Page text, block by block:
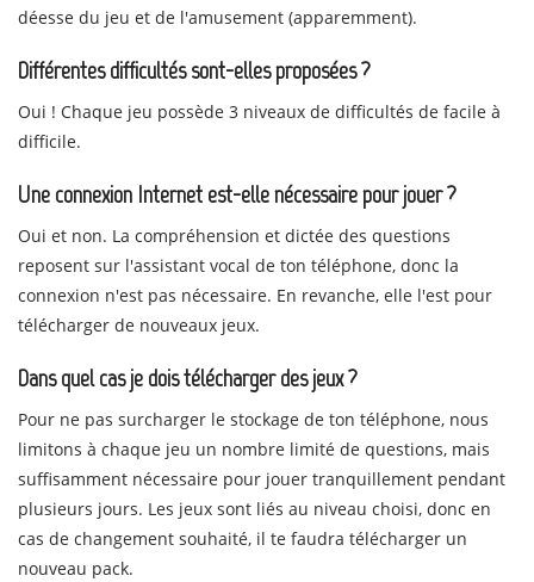
déesse du jeu et de l'amusement (apparemment).
Différentes difficultés sont-elles proposées ?
Oui ! Chaque jeu possède 3 niveaux de difficultés de facile à
difficile.
Une connexion Internet est-elle nécessaire pour jouer ?
Oui et non. La compréhension et dictée des questions
reposent sur l'assistant vocal de ton téléphone, donc la
connexion n'est pas nécessaire. En revanche, elle l'est pour
télécharger de nouveaux jeux.
Dans quel cas je dois télécharger des jeux ?
Pour ne pas surcharger le stockage de ton téléphone, nous
limitons à chaque jeu un nombre limité de questions, mais
suffisamment nécessaire pour jouer tranquillement pendant
plusieurs jours. Les jeux sont liés au niveau choisi, donc en
cas de changement souhaité, il te faudra télécharger un
nouveau pack.